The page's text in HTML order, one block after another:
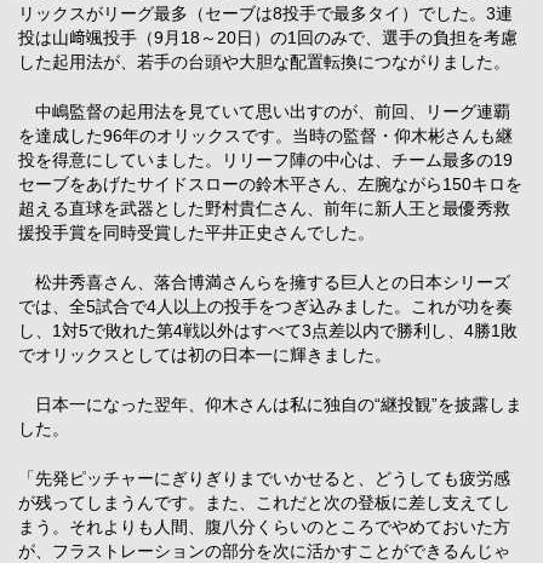
リックスがリーグ最多（セーブは8投手で最多タイ）でした。3連
投は山﨑颯投手（9月18～20日）の1回のみで、選手の負担を考慮
した起用法が、若手の台頭や大胆な配置転換につながりました。
中嶋監督の起用法を見ていて思い出すのが、前回、リーグ連覇
を達成した96年のオリックスです。当時の監督・仰木彬さんも継
投を得意にしていました。リリーフ陣の中心は、チーム最多の19
セーブをあげたサイドスローの鈴木平さん、左腕ながら150キロを
超える直球を武器とした野村貴仁さん、前年に新人王と最優秀救
援投手賞を同時受賞した平井正史さんでした。
松井秀喜さん、落合博満さんらを擁する巨人との日本シリーズ
では、全5試合で4人以上の投手をつぎ込みました。これが功を奏
し、1対5で敗れた第4戦以外はすべて3点差以内で勝利し、4勝1敗
でオリックスとしては初の日本一に輝きました。
日本一になった翌年、仰木さんは私に独自の“継投観”を披露しま
した。
「先発ピッチャーにぎりぎりまでいかせると、どうしても疲労感
が残ってしまうんです。また、これだと次の登板に差し支えてし
まう。それよりも人間、腹八分くらいのところでやめておいた方
が、フラストレーションの部分を次に活かすことができるんじゃ